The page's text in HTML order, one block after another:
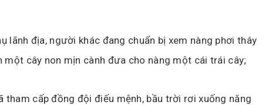
lãnh địa, người khác đang chuẩn bị xem nàng phơi thây
cây non mịn cành đưa cho nàng một cái trái cây;
tham cấp đồng đội điếu mệnh, bầu trời rơi xuống năng